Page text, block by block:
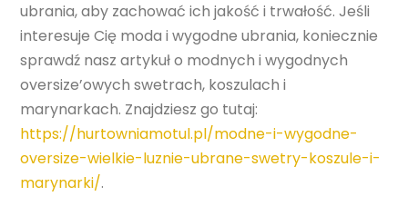
ubrania, aby zachować ich jakość i trwałość. Jeśli
interesuje Cię moda i wygodne ubrania, koniecznie
sprawdź nasz artykuł o modnych i wygodnych
oversize’owych swetrach, koszulach i
marynarkach. Znajdziesz go tutaj:
https://hurtowniamotul.pl/modne-i-wygodne-
oversize-wielkie-luznie-ubrane-swetry-koszule-i-
marynarki/.